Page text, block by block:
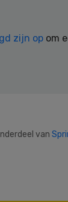
zijn op om
van